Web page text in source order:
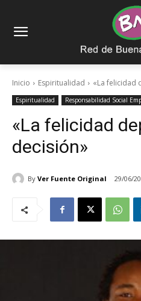
Inicio Espiritualidad «La felicidad
Espiritualidad Responsabilidad Social
«La felicidad
decisión»
By Ver Fuente Original 29/06/